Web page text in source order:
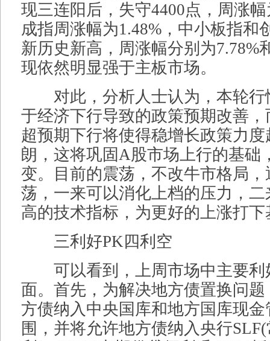
现三连阳后，失守4400点，周涨
成指周涨幅为1.48%，中小板指和
新历史新高，周涨幅分别为7.78%
现依然明显强于主板市场。
对此，分析人士认为，本轮行
于经济下行导致的政策预期改善
超预期下行将使得稳增长政策力
朗，这将巩固A股市场上行的基础
变。目前的震荡，不改牛市格局
荡，一来可以消化上档的压力，
高的技术指标，为更好的上涨打下
三利好PK四利空
可以看到，上周市场中主要利
面。首先，为解决地方债置换问
方债纳入中央国库和地方国库现
围，并将允许地方债纳入央行